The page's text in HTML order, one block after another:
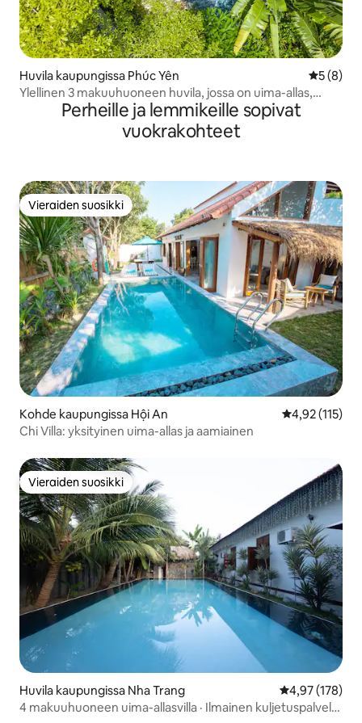
Huvila kaupungissa Phúc Yên
5 (8)
Ylellinen 3 makuuhuoneen huvila, jossa on uima-allas,
puutarha ja kylpyamme, Flamingossa
Perheille ja lemmikeille sopivat
vuokrakohteet
Vieraiden suosikki
Vieraiden suosikki
Kohde kaupungissa Hội An
4,92 (115)
Chi Villa: yksityinen uima-allas ja aamiainen
Vieraiden suosikki
Vieraiden suosikki
Huvila kaupungissa Nha Trang
4,97 (178)
4 makuuhuoneen uima-allasvilla · Ilmainen kuljetuspalvelu